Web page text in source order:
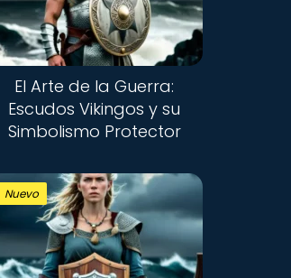
El Arte de la Guerra:
Escudos Vikingos y su
Simbolismo Protector
Nuevo